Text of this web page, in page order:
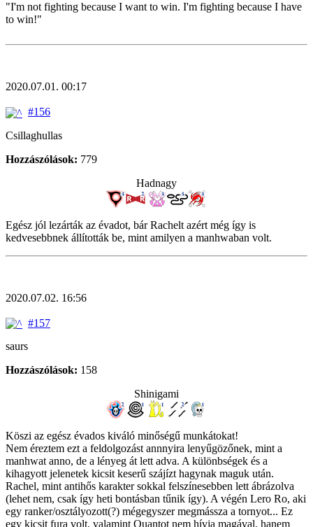
"I'm not fighting because I want to win. I'm fighting because I have
to win!"
2020.07.01. 00:17
#156
Csillaghullas
Hozzászólások: 779
Hadnagy
Egész jól lezárták az évadot, bár Rachelt azért még így is
kedvesebbnek állították be, mint amilyen a manhwaban volt.
2020.07.02. 16:56
#157
saurs
Hozzászólások: 158
Shinigami
Köszi az egész évados kiváló minőségű munkátokat!
Nem éreztem ezt a feldolgozást annnyira lenyűgözőnek, mint a
manhwat anno, de a lényeg át lett adva. A különbségek és a
kihagyott jelenetek kicsit keserű szájízt hagynak maguk után.
Rachel, mint antihős karakter sokkal felszínesebben lett ábrázolva
(lehet nem, csak így heti bontásban tűnik így). A végén Lero Ro, aki
egy ranker/osztályozott(?) mégegyszer megmássza a tornyot... Ez
egy kicsit fura volt, valamint Quantot nem hívja magával, hanem